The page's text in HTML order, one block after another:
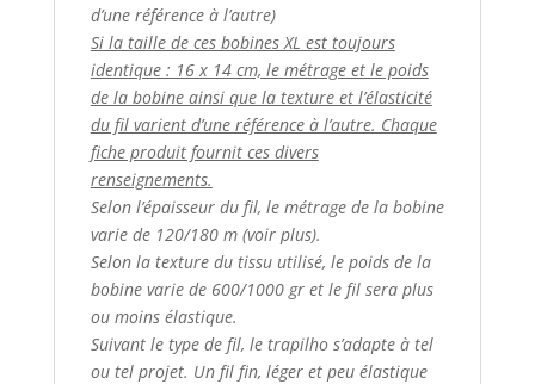
d’une référence à l’autre)
Si la taille de ces bobines XL est toujours
identique : 16 x 14 cm, le métrage et le poids
de la bobine ainsi que la texture et l’élasticité
du fil varient d’une référence à l’autre. Chaque
fiche produit fournit ces divers
renseignements.
Selon l’épaisseur du fil, le métrage de la bobine
varie de 120/180 m (voir plus).
Selon la texture du tissu utilisé, le poids de la
bobine varie de 600/1000 gr et le fil sera plus
ou moins élastique.
Suivant le type de fil, le trapilho s’adapte à tel
ou tel projet. Un fil fin, léger et peu élastique